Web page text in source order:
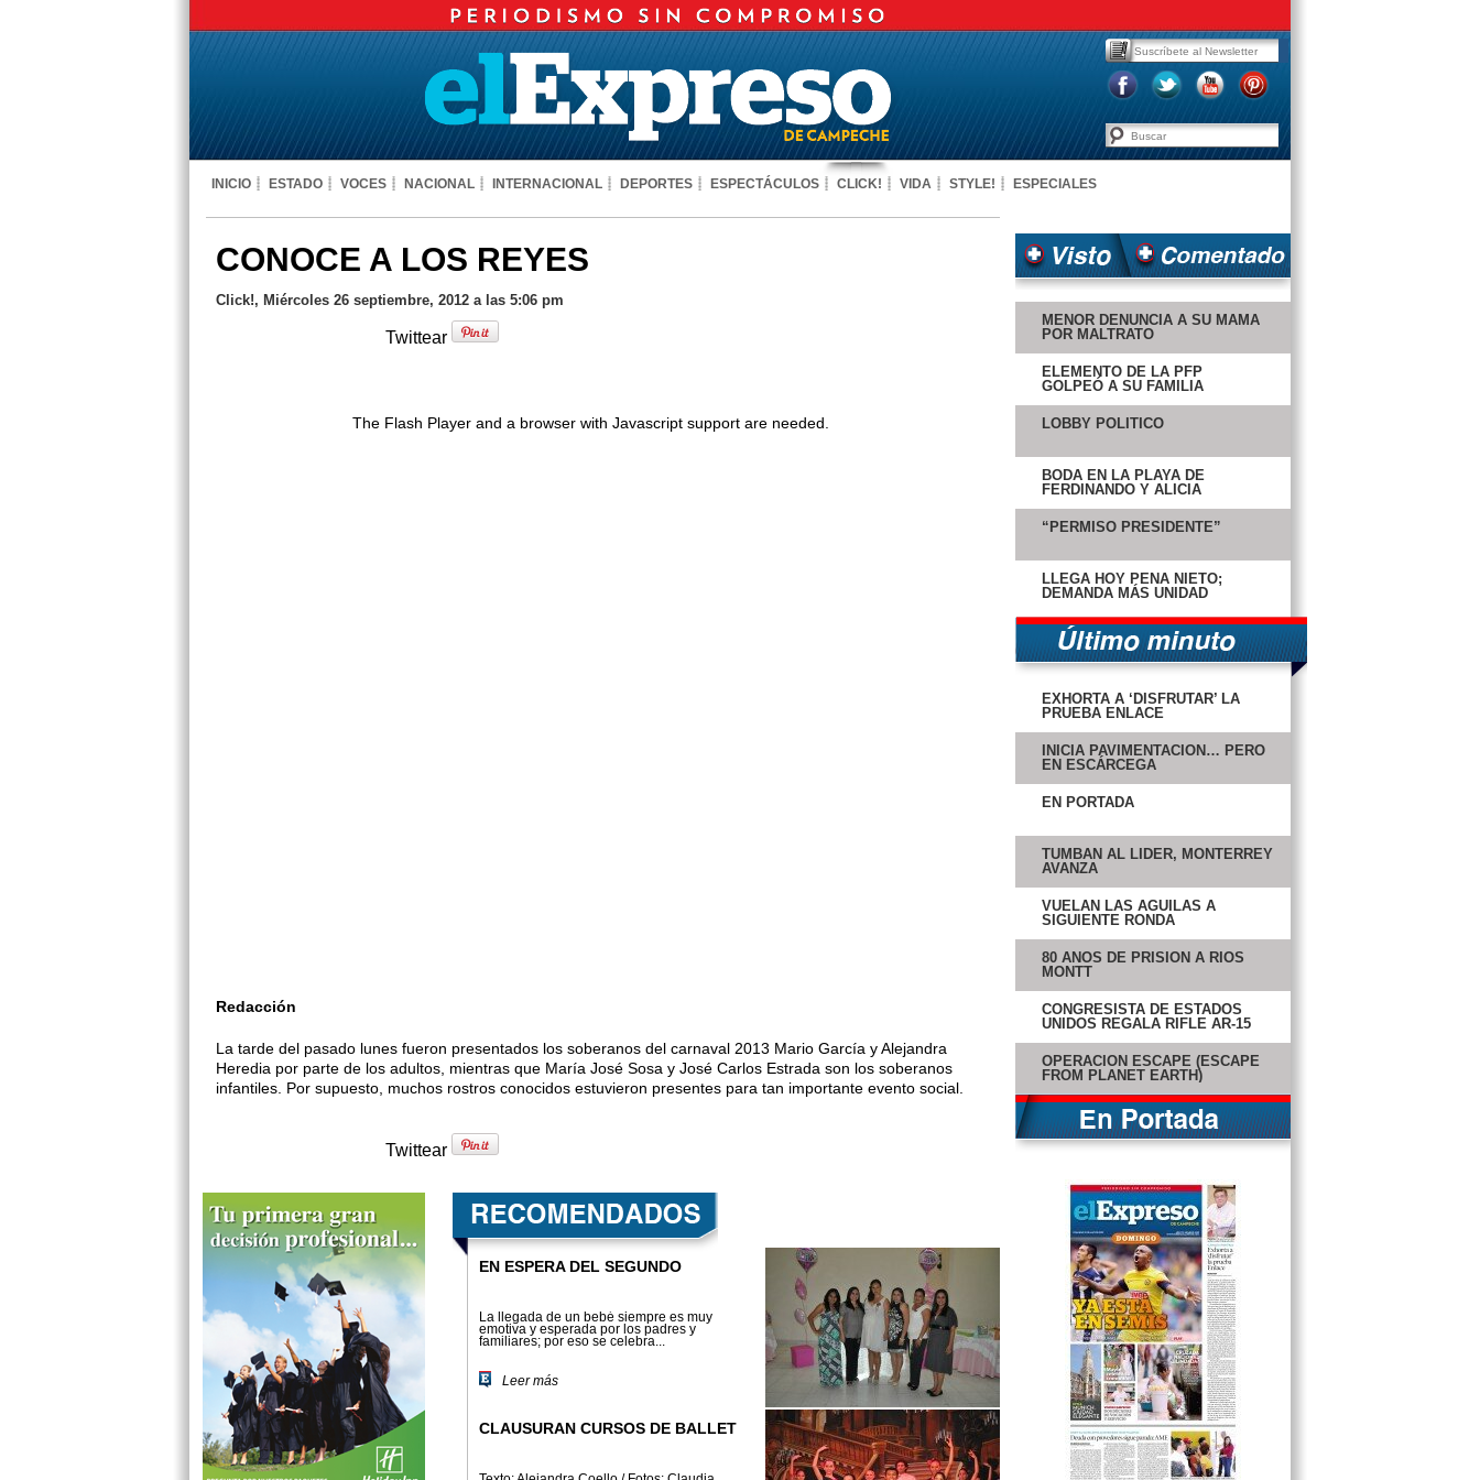
INICIO ESTADO VOCES NACIONAL INTERNACIONAL DEPORTES ESPECTÁCULOS CLICK! VIDA STYLE! ESPECIALES
CONOCE A LOS REYES
Click!, Miércoles 26 septiembre, 2012 a las 5:06 pm
Twittear
The Flash Player and a browser with Javascript support are needed.
Redacción
La tarde del pasado lunes fueron presentados los soberanos del carnaval 2013 Mario García y Alejandra
Heredia por parte de los adultos, mientras que María José Sosa y José Carlos Estrada son los soberanos
infantiles. Por supuesto, muchos rostros conocidos estuvieron presentes para tan importante evento social.
Twittear
EN ESPERA DEL SEGUNDO
La llegada de un bebé siempre es muy
emotiva y esperada por los padres y
familiares; por eso se celebra...
Leer más
CLAUSURAN CURSOS DE BALLET
MENOR DENUNCIA A SU MAMÁ
POR MALTRATO
ELEMENTO DE LA PFP
GOLPEÓ A SU FAMILIA
LOBBY POLÍTICO
BODA EN LA PLAYA DE
FERDINANDO Y ALICIA
“PERMISO PRESIDENTE”
LLEGA HOY PEÑA NIETO;
DEMANDA MÁS UNIDAD
EXHORTA A ‘DISFRUTAR’ LA
PRUEBA ENLACE
INICIA PAVIMENTACIÓN… PERO
EN ESCÁRCEGA
EN PORTADA
TUMBAN AL LÍDER, MONTERREY
AVANZA
VUELAN LAS ÁGUILAS A
SIGUIENTE RONDA
80 AÑOS DE PRISIÓN A RÍOS
MONTT
CONGRESISTA DE ESTADOS
UNIDOS REGALA RIFLE AR-15
OPERACIÓN ESCAPE (ESCAPE
FROM PLANET EARTH)
LOS ELEGIDOS (DARK SKIES)
HAS FALLEN)
STAR TREK 2: EN LA OSCURIDAD
(STAR TREK: INTO DARKNESS)
EMITIRÁN VEREDICTO EN JUICIO
A RÍOS MONTT
MADRES DE DESAPARECIDOS
EXIGEN BUSCARLOS
AUMENTA RIESGO DE
FEMINICIDIOS EN QUINTANA
ROO
CARTES SERÁ EL PRESIDENTE
PARAGUAYO
CAE ACTIVIDAD INDUSTRIAL A